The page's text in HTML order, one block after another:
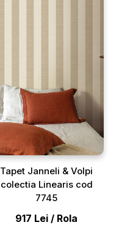
Tapet Janneli & Volpi
colectia Linearis cod
7745
917 Lei / Rola